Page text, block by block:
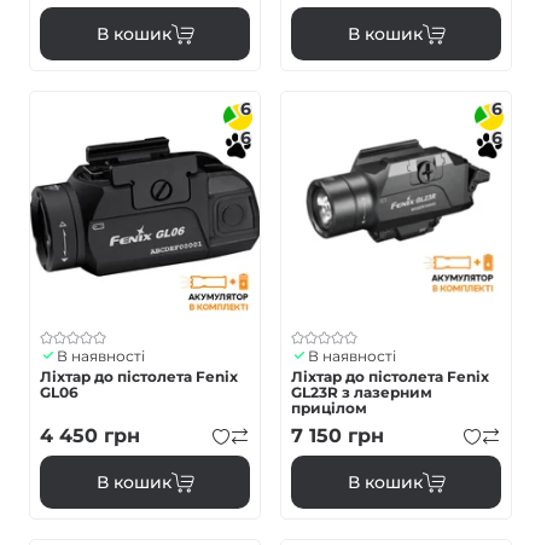
В кошик В кошик
6
6
В наявності
Ліхтар до пістолета Fenix
GL06
4 450 грн
В кошик
6
6
В наявності
Ліхтар до пістолета Fenix
GL23R з лазерним
прицілом
7 150 грн
В кошик